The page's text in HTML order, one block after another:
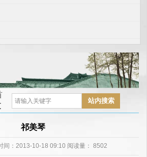
祁美琴
间：2013-10-18 09:10 阅读量： 8502